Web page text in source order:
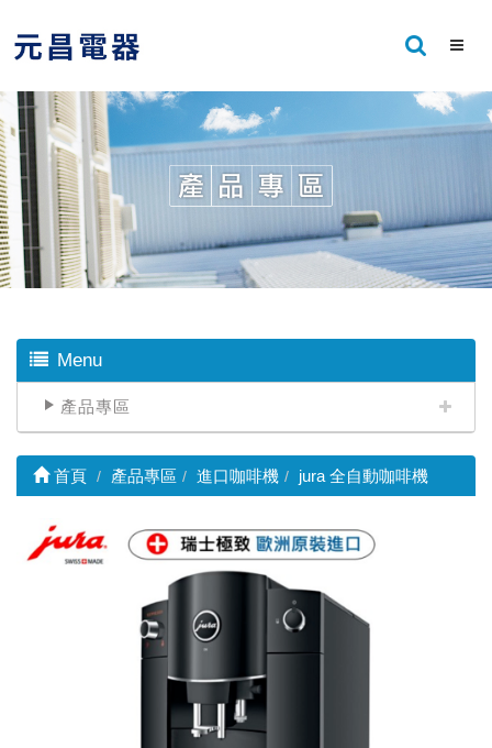
Menu
產品專區
首頁 產品專區 進口咖啡機 jura 全自動咖啡機